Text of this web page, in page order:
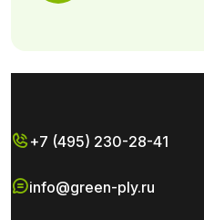
+7 (495) 230-28-41
info@green-ply.ru